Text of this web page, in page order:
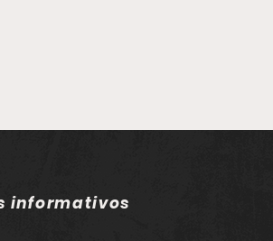
informativos